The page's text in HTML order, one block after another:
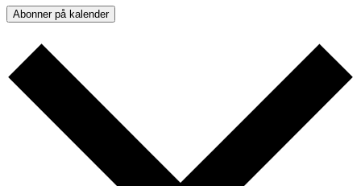
Abonner på kalender